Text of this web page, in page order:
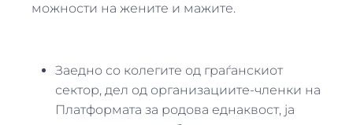
можности на жените и мажите.
Заедно со колегите од граѓанскиот
сектор, дел од организациите-членки на
Платформата за родова еднаквост, ја